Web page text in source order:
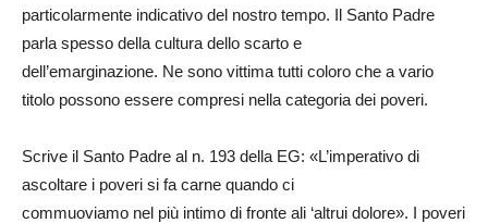
particolarmente indicativo del nostro tempo. Il Santo Padre
parla spesso della cultura dello scarto e
dell’emarginazione. Ne sono vittima tutti coloro che a vario
titolo possono essere compresi nella categoria dei poveri.
Scrive il Santo Padre al n. 193 della EG: «L’imperativo di
ascoltare i poveri si fa carne quando ci
commuoviamo nel più intimo di fronte ali ‘altrui dolore». I poveri